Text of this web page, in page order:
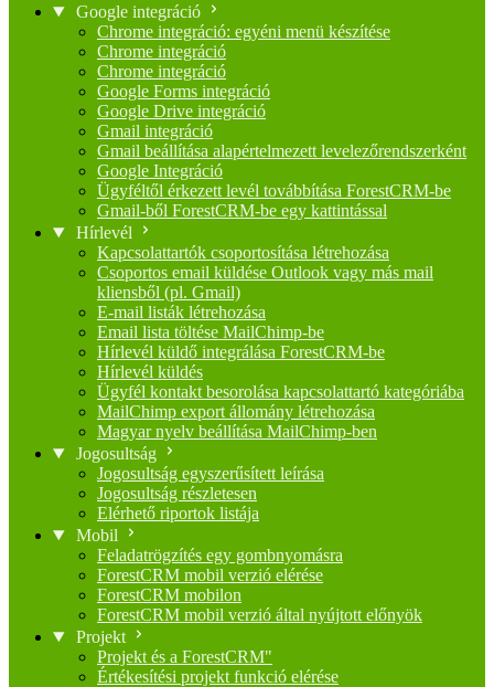
Google integráció
Chrome integráció: egyéni menü készítése
Chrome integráció
Chrome integráció
Google Forms integráció
Google Drive integráció
Gmail integráció
Gmail beállítása alapértelmezett levelezőrendszerként
Google Integráció
Ügyféltől érkezett levél továbbítása ForestCRM-be
Gmail-ből ForestCRM-be egy kattintással
Hírlevél
Kapcsolattartók csoportosítása létrehozása
Csoportos email küldése Outlook vagy más mail
kliensből (pl. Gmail)
E-mail listák létrehozása
Email lista töltése MailChimp-be
Hírlevél küldő integrálása ForestCRM-be
Hírlevél küldés
Ügyfél kontakt besorolása kapcsolattartó kategóriába
MailChimp export állomány létrehozása
Magyar nyelv beállítása MailChimp-ben
Jogosultság
Jogosultság egyszerűsített leírása
Jogosultság részletesen
Elérhető riportok listája
Mobil
Feladatrögzítés egy gombnyomásra
ForestCRM mobil verzió elérése
ForestCRM mobilon
ForestCRM mobil verzió által nyújtott előnyök
Projekt
Projekt és a ForestCRM"
Értékesítési projekt funkció elérése